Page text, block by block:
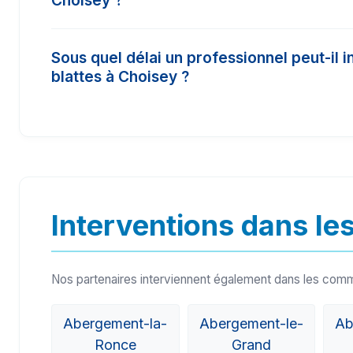
et 450€. Il est conseillé de comparer 3 devis
concentration nécessaire (produits biocides)
Un pro certifié Certibiocide a accès à des
Sous quel délai un professionnel peut-il
blattes à Choisey ?
Interventions dans
Nos partenaires interviennent également dans les
Abergement-la-
Ronce
Abergement-le-
Grand